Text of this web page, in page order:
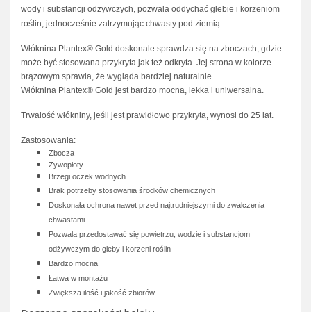
wody i substancji odżywczych, pozwala oddychać glebie i korzeniom
roślin, jednocześnie zatrzymując chwasty pod ziemią.
Włóknina Plantex® Gold doskonale sprawdza się na zboczach, gdzie
może być stosowana przykryta jak też odkryta. Jej strona w kolorze
brązowym sprawia, że wygląda bardziej naturalnie.
Włóknina Plantex® Gold jest bardzo mocna, lekka i uniwersalna.
Trwałość włókniny, jeśli jest prawidłowo przykryta, wynosi do 25 lat.
Zastosowania:
Zbocza
Żywopłoty
Brzegi oczek wodnych
Brak potrzeby stosowania środków chemicznych
Doskonała ochrona nawet przed najtrudniejszymi do zwalczenia
chwastami
Pozwala przedostawać się powietrzu, wodzie i substancjom
odżywczym do gleby i korzeni roślin
Bardzo mocna
Łatwa w montażu
Zwiększa ilość i jakość zbiorów